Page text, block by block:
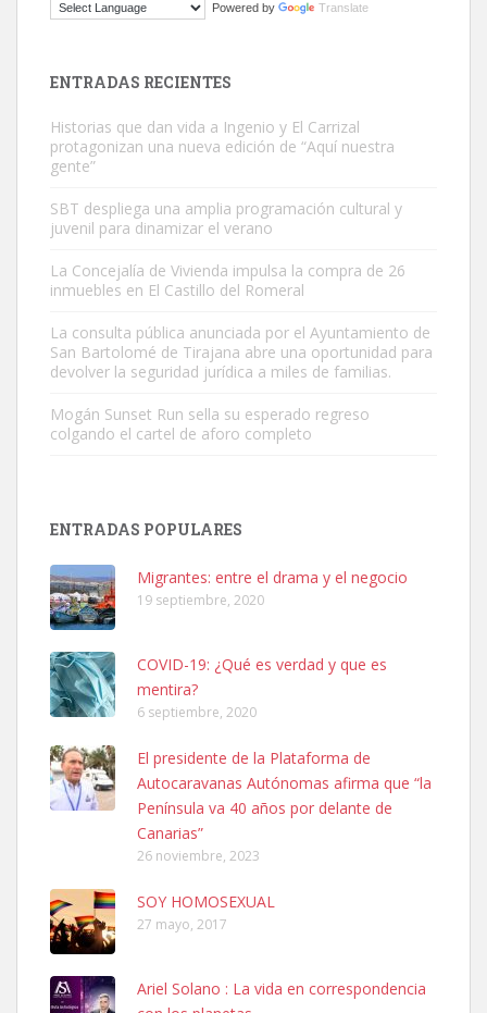
El ayuntamiento se va a llevar a Los Gatos callejeros de la zona los
Gato manso encontrado
Este gato macho ha aparecido en la calle hace menos de un mes,
es muy manso y extremadamente cari...
Leales.org » Gran Canaria
SHIBA PERDIDO AVDA JOSE MESA Y LOPEZ
PERRO MACHO RAZA SHIBA CON MICROCHIP PERDIDO HOY
06/07/2025 ZONA MESA Y LOPEZ. ES MUY ASUSTADIZO
Leales.org » Gran Canaria
6.7.2025
Ninfa perdida
Powered by Translate
ENTRADAS RECIENTES
Historias que dan vida a Ingenio y El Carrizal
protagonizan una nueva edición de “Aquí nuestra
gente”
SBT despliega una amplia programación cultural y
juvenil para dinamizar el verano
La Concejalía de Vivienda impulsa la compra de 26
inmuebles en El Castillo del Romeral
La consulta pública anunciada por el Ayuntamiento de
San Bartolomé de Tirajana abre una oportunidad para
devolver la seguridad jurídica a miles de familias.
Mogán Sunset Run sella su esperado regreso
colgando el cartel de aforo completo
ENTRADAS POPULARES
Migrantes: entre el drama y el negocio
19 septiembre, 2020
COVID-19: ¿Qué es verdad y que es
mentira?
6 septiembre, 2020
El presidente de la Plataforma de
Autocaravanas Autónomas afirma que “la
Península va 40 años por delante de
Canarias”
26 noviembre, 2023
SOY HOMOSEXUAL
27 mayo, 2017
Ariel Solano : La vida en correspondencia